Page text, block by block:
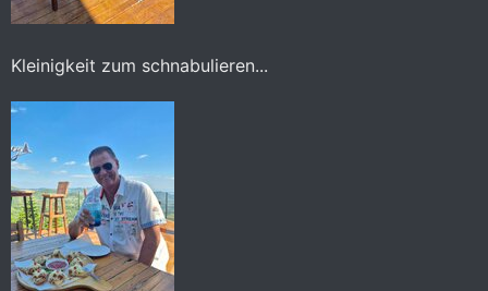
Kleinigkeit zum schnabulieren...